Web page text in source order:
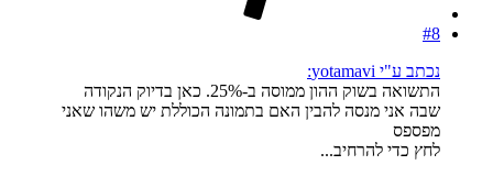
#8
נכתב ע"י yotamavi:
התשואה בשוק ההון ממוסה ב-25%. כאן בדיוק הנקודה
שבה אני מנסה להבין האם בתמונה הכוללת יש משהו שאני
מפספס
לחץ כדי להרחיב...